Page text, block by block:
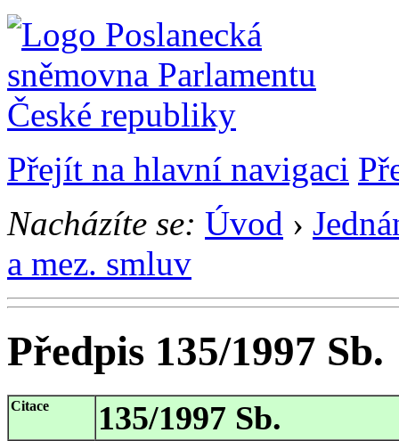
Přejít na hlavní navigaci
Nacházíte se: Úvod ›
a mez. smluv
Předpis 135/1997 Sb.
Citace 135/1997 Sb.